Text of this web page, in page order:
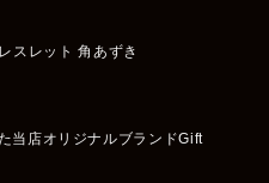
スレット 角あずき
当店オリジナルブランドGift